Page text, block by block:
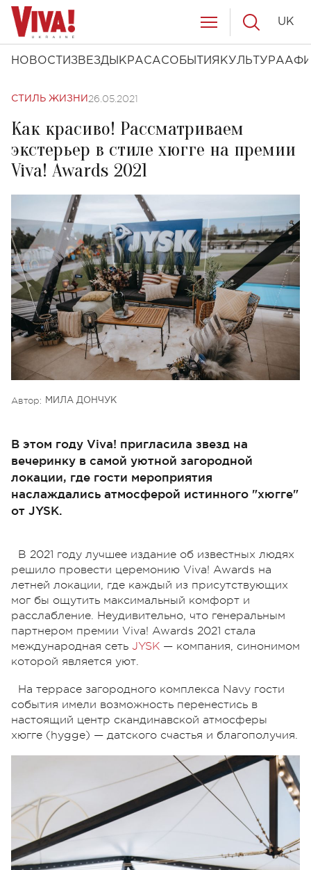
НОВОСТИ ЗВЕЗДЫ КРАСАСОБЫТИЯ КУЛЬТУРА
UK
СТИЛЬ ЖИЗНИ 26.05.2021
Как красиво! Рассматриваем
экстерьер в стиле хюгге на премии
Viva! Awards 2021
Автор: МИЛА ДОНЧУК
В этом году Viva! пригласила звезд на
вечеринку в самой уютной загородной
локации, где гости мероприятия
наслаждались атмосферой истинного "хюгге"
от JYSK.
В 2021 году лучшее издание об известных людях
решило провести церемонию Viva! Awards на
летней локации, где каждый из присутствующих
мог бы ощутить максимальный комфорт и
расслабление. Неудивительно, что генеральным
партнером премии Viva! Awards 2021 стала
международная сеть JYSK — компания, синонимом
которой является уют.
На террасе загородного комплекса Navy гости
события имели возможность перенестись в
настоящий центр скандинавской атмосферы
хюгге (hygge) — датского счастья и благополучия.